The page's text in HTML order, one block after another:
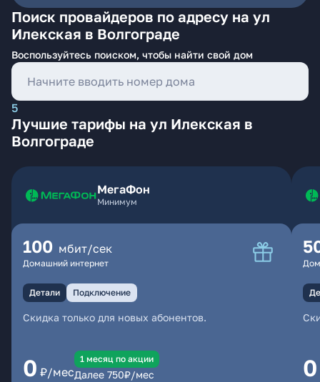
Поиск провайдеров по адресу на ул
Илекская в Волгограде
Воспользуйтесь поиском, чтобы найти свой дом
5
Лучшие тарифы на ул Илекская в
Волгограде
МегаФон
Минимум
100 мбит/сек
Домашний интернет
Детали Подключение
Скидка только для новых абонентов.
0 ₽/мес
1 месяц по акции
Далее 750₽/мес 0